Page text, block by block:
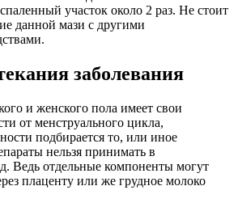
участок около 2 раз. Не стоит
данной мази с другими
заболевания
и женского пола имеет свои
от менструального цикла,
подбирается то, или иное
нельзя принимать в
Ведь отдельные компоненты могут
плаценту или же грудное молоко